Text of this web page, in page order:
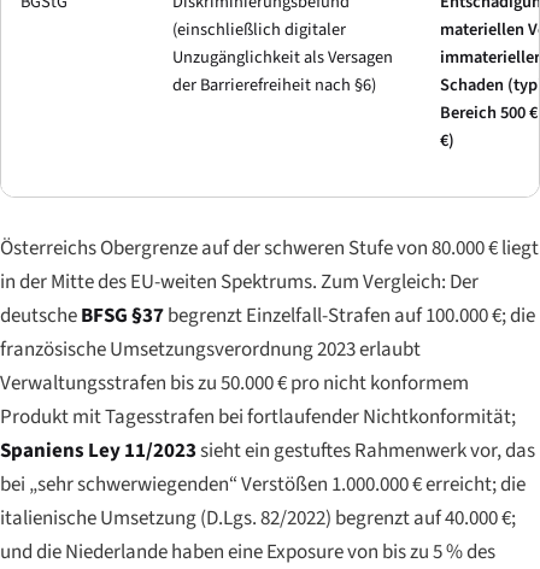
(einschließlich digitaler
Unzugänglichkeit als Versagen
der Barrierefreiheit nach §6)
materiellen
immaterieller
Schaden
Bereich 500
€)
Österreichs Obergrenze auf der schweren Stufe von 80.000 € liegt
in der Mitte des EU-weiten Spektrums. Zum Vergleich: Der
deutscheBFSG §37begrenzt Einzelfall-Strafen auf 100.000 €; die
französische Umsetzungsverordnung 2023 erlaubt
Verwaltungsstrafen bis zu 50.000 € pro nicht konformem
Produkt mit Tagesstrafen bei fortlaufender Nichtkonformität;
Spaniens Ley 11/2023sieht ein gestuftes Rahmenwerk vor, das
bei „sehr schwerwiegenden“ Verstößen 1.000.000 € erreicht; die
italienische Umsetzung (D.Lgs. 82/2022) begrenzt auf 40.000 €;
und die Niederlande haben eine Exposure von bis zu 5 % des